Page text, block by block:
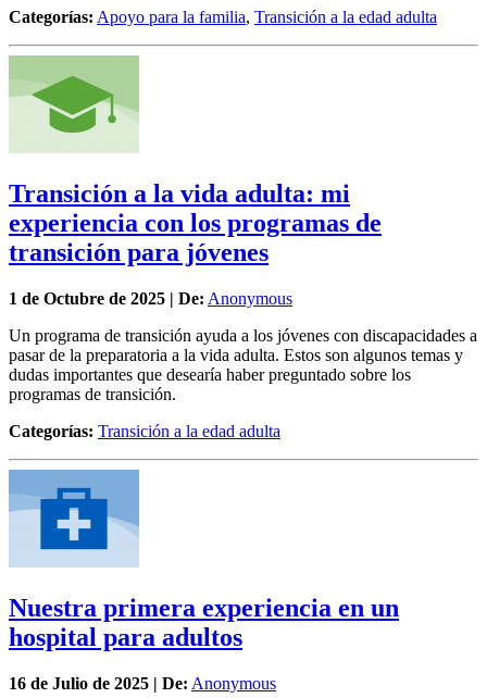
Categorías: Apoyo para la familia, Transición a la edad adulta
Transición a la vida adulta: mi
experiencia con los programas de
transición para jóvenes
1 de Octubre de 2025 | De: Anonymous
Un programa de transición ayuda a los jóvenes con discapacidades a
pasar de la preparatoria a la vida adulta. Estos son algunos temas y
dudas importantes que desearía haber preguntado sobre los
programas de transición.
Categorías: Transición a la edad adulta
Nuestra primera experiencia en un
hospital para adultos
16 de Julio de 2025 | De: Anonymous